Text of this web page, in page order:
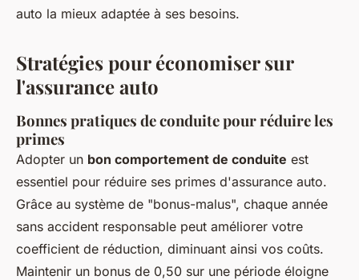
auto la mieux adaptée à ses besoins.
Stratégies pour économiser sur
l'assurance auto
Bonnes pratiques de conduite pour réduire les
primes
Adopter un bon comportement de conduite est
essentiel pour réduire ses primes d'assurance auto.
Grâce au système de "bonus-malus", chaque année
sans accident responsable peut améliorer votre
coefficient de réduction, diminuant ainsi vos coûts.
Maintenir un bonus de 0,50 sur une période éloigne